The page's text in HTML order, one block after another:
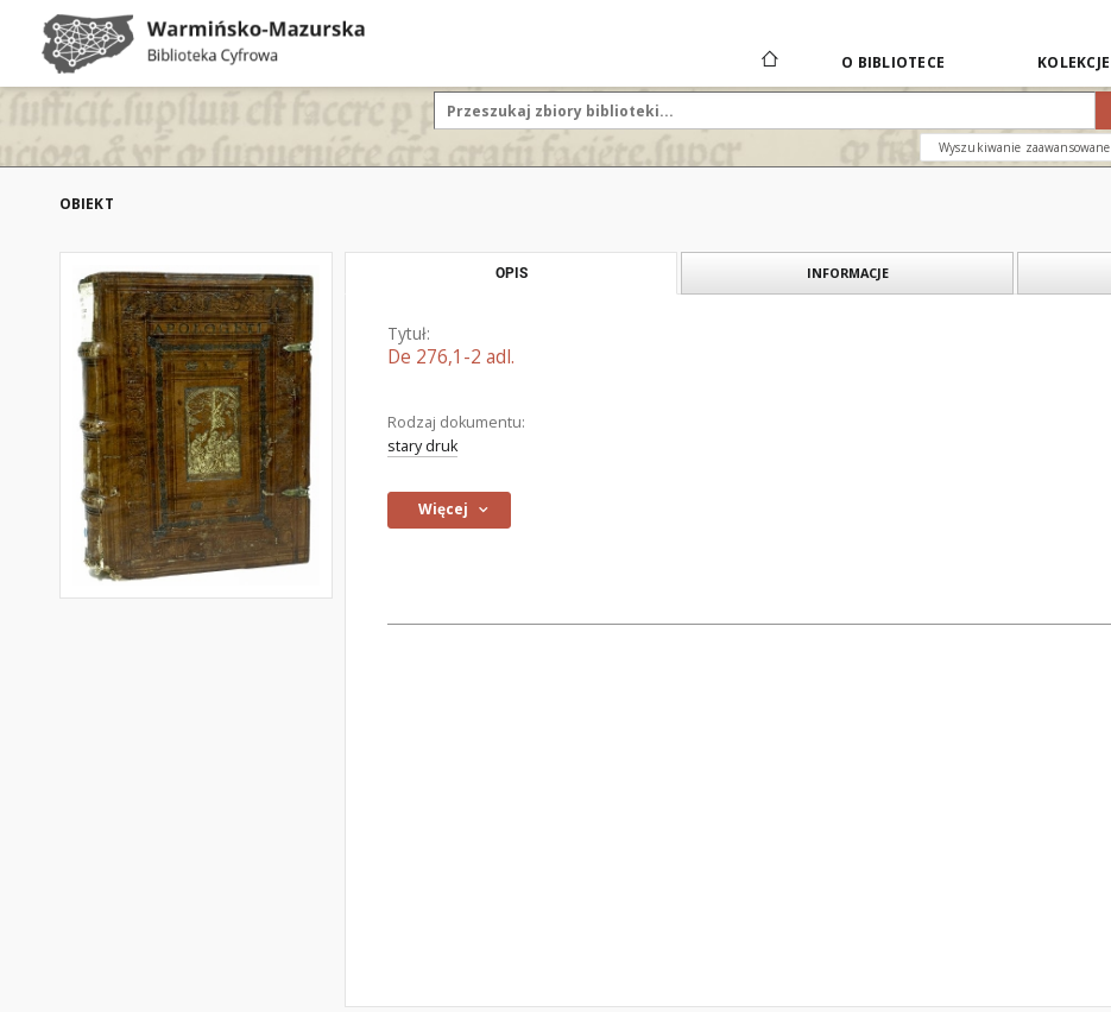
O BIBLIOTECE KOLEKCJE
Wyszukiwanie zaawansowane
OBIEKT
OPIS INFORMACJE
Tytuł:
De 276,1-2 adl.
Rodzaj dokumentu:
stary druk
Więcej